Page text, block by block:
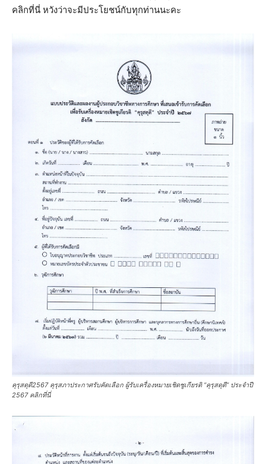
คลิกที่นี่ หวังว่าจะมีประโยชน์กับทุกท่านนะคะ
คุรุสดุดี2567 คุรุสภาประกาศรับคัดเลือก ผู้รับเครื่องหมายเชิดชูเกียรติ “คุรุสดุดี” ประจำปี
2567 คลิกที่นี่